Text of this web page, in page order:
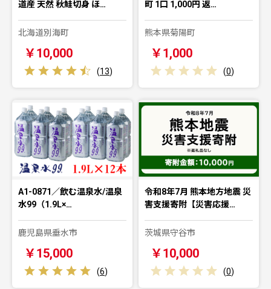
道産 天然 秋鮭切身 ほ…
北海道別海町
￥10,000
(13)
町 1口 1,000円 返…
熊本県菊陽町
￥1,000
(0)
A1-0871／飲む温泉水/温泉
水99（1.9L×…
鹿児島県垂水市
￥15,000
(6)
令和8年7月 熊本地方地震 災
害支援寄附【災害応援…
茨城県守谷市
￥10,000
(0)